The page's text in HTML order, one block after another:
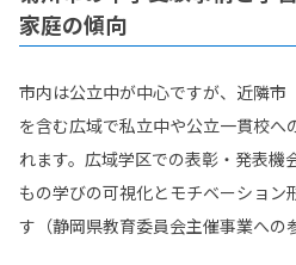
家庭の傾向
市内は公立中が中心ですが、近隣市
を含む広域で私立中や公立一貫校へ
れます。広域学区での表彰・発表機
もの学びの可視化とモチベーション
す（静岡県教育委員会主催事業への